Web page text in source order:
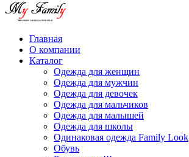
Главная
О компании
Каталог
Одежда для женщин
Одежда для мужчин
Одежда для девочек
Одежда для мальчиков
Одежда для малышей
Одежда для школы
Одинаковая одежда Family Look
Обувь